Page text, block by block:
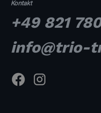
Kontakt
+49 821
info@trio-